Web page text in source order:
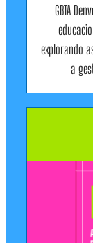
GBTA
explorando
a